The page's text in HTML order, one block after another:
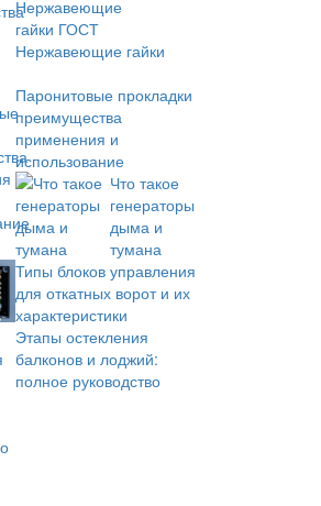
Нержавеющие гайки
Паронитовые прокладки
преимущества
применения и
использование
Что такое
генераторы
дыма и
тумана
Типы блоков управления
для откатных ворот и их
характеристики
Этапы остекления
балконов и лоджий:
полное руководство